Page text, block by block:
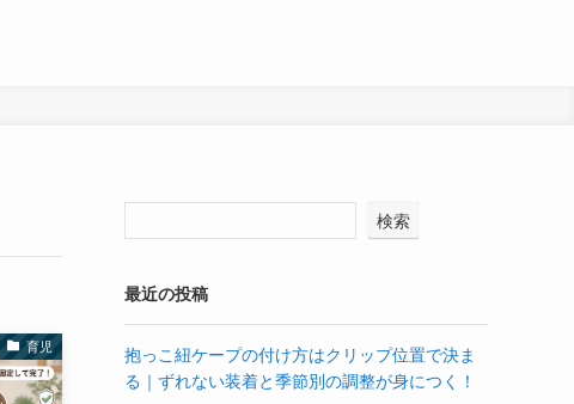
育児
検索
最近の投稿
抱っこ紐ケープの付け方はクリップ位置で決ま
る｜ずれない装着と季節別の調整が身につく！